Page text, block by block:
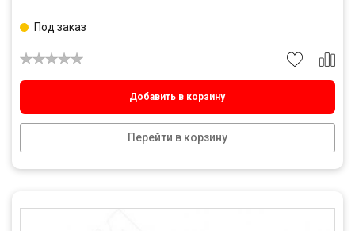
Добавить в корзину
Перейти в корзину
Под заказ